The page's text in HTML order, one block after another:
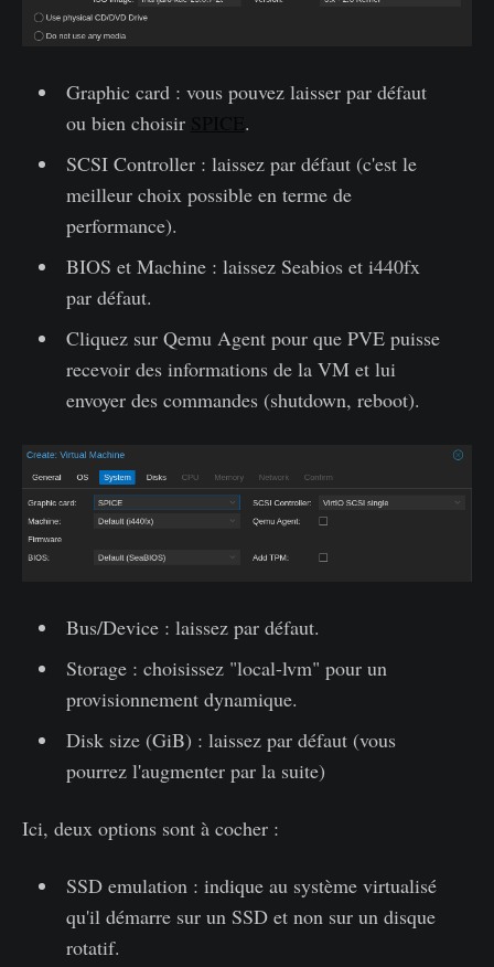
Graphic card : vous pouvez laisser par défaut
ou bien choisir
.
SCSI Controller : laissez par défaut (c'est le
meilleur choix possible en terme de
performance).
BIOS et Machine : laissez Seabios et i440fx
par défaut.
Cliquez sur Qemu Agent pour que PVE puisse
recevoir des informations de la VM et lui
envoyer des commandes (shutdown, reboot).
Bus/Device : laissez par défaut.
Storage : choisissez "local-lvm" pour un
provisionnement dynamique.
Disk size (GiB) : laissez par défaut (vous
pourrez l'augmenter par la suite)
Ici, deux options sont à cocher :
SSD emulation : indique au système virtualisé
qu'il démarre sur un SSD et non sur un disque
rotatif.